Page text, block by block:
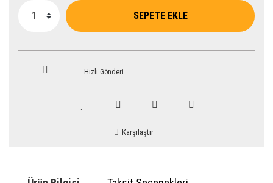
SEPETE EKLE
Hızlı Gönderi
Karşılaştır